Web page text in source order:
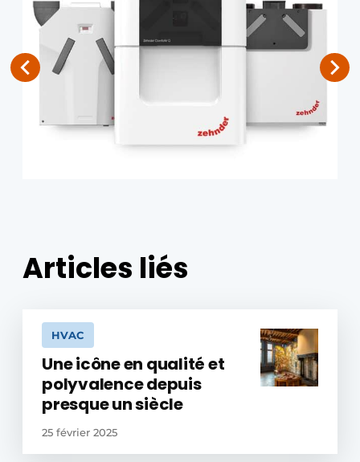
Articles liés
HVAC
Une icône en qualité et
polyvalence depuis
presque un siècle
25 février 2025